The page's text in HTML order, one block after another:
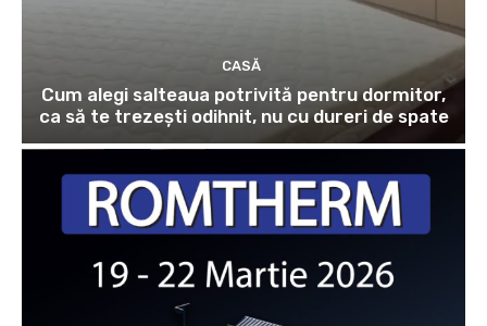
CASĂ
Cum alegi salteaua potrivită pentru dormitor,
ca să te trezești odihnit, nu cu dureri de spate